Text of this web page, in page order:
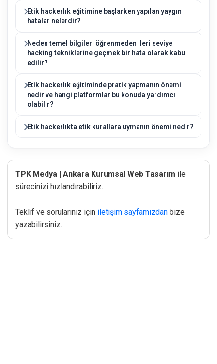
Etik hackerlık eğitimine başlarken yapılan yaygın
hatalar nelerdir?
Neden temel bilgileri öğrenmeden ileri seviye
hacking tekniklerine geçmek bir hata olarak kabul
edilir?
Etik hackerlık eğitiminde pratik yapmanın önemi
nedir ve hangi platformlar bu konuda yardımcı
olabilir?
Etik hackerlıkta etik kurallara uymanın önemi nedir?
TPK Medya | Ankara Kurumsal Web Tasarım ile
sürecinizi hızlandırabiliriz.
Teklif ve sorularınız için iletişim sayfamızdan bize
yazabilirsiniz.